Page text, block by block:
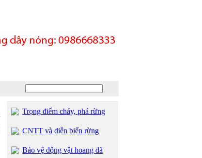
Trọng điểm cháy, phá rừng
CNTT và diễn biến rừng
Bảo vệ động vật hoang dã